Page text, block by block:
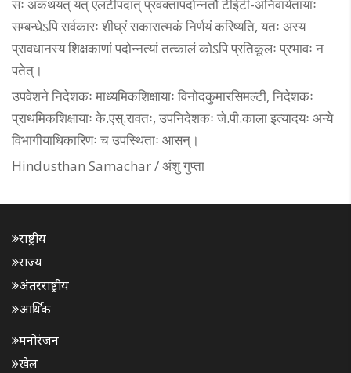
सः अकथयत् यत् एलटीपदात् प्रवक्तापदोन्नतौ टीईटी-अनिवार्यतायाः
सम्बन्धेऽपि सर्वकारः शीघ्रं सकारात्मकं निर्णयं करिष्यति, यतः अस्य
प्रावधानस्य शिक्षकाणां पदोन्नत्यां तत्कालं कोऽपि प्रतिकूलः प्रभावः न
पतेत्।
उपवेशने निदेशकः माध्यमिकशिक्षायाः विनोदकुमारसिमल्टी, निदेशकः
प्राथमिकशिक्षायाः के.एस्.रावतः, उपनिदेशकः जे.पी.काला इत्यादयः अन्ये
विभागीयाधिकारिणः च उपस्थिताः आसन्।
Hindusthan Samachar / अंशु गुप्ता
राष्ट्रीय
राज्य
अंतरराष्ट्रीय
आर्थिक
मनोरंजन
खेल